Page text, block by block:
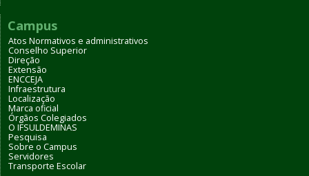
Campus
Atos Normativos e administrativos
Conselho Superior
Direção
Extensão
ENCCEJA
Infraestrutura
Localização
Marca oficial
Órgãos Colegiados
O IFSULDEMINAS
Pesquisa
Sobre o Campus
Servidores
Transporte Escolar